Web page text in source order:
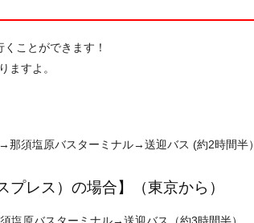
ことができます！
ますよ。
須塩原バスターミナル→送迎バス (約2時間半）
レス）の場合】（東京から）
原バスターミナル→送迎バス（約3時間半）